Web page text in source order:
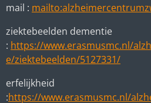
mail :
ziektebeelden dementie
: https://www.erasmusmc.nl/
e/ziektebeelden/5127331/
erfelijkheid
:https://www.erasmusmc.nl/